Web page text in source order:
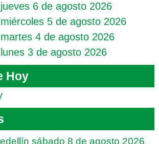
6 de agosto 2026
5 de agosto 2026
4 de agosto 2026
3 de agosto 2026
Hoy
sábado 8 de agosto 2026